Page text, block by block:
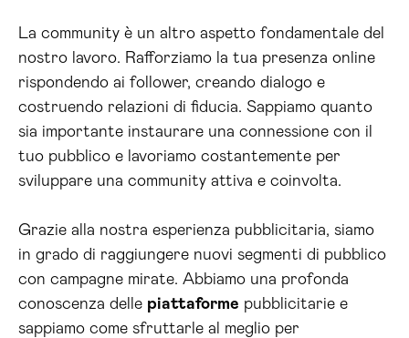
La community è un altro aspetto fondamentale del
nostro lavoro. Rafforziamo la tua presenza online
rispondendo ai follower, creando dialogo e
costruendo relazioni di fiducia. Sappiamo quanto
sia importante instaurare una connessione con il
tuo pubblico e lavoriamo costantemente per
sviluppare una community attiva e coinvolta.
Grazie alla nostra esperienza pubblicitaria, siamo
in grado di raggiungere nuovi segmenti di pubblico
con campagne mirate. Abbiamo una profonda
conoscenza delle piattaforme pubblicitarie e
sappiamo come sfruttarle al meglio per